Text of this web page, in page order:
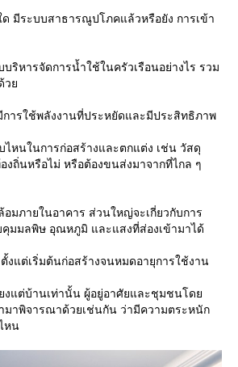
ะบบสาธารณูปโภคแล้วหรือยัง การเข้า
ารจัดการน้ำใช้ในครัวเรือนอย่างไร รวม
ด้ว
ใช้พลังงานที่ประหยัดและมีประสิทธิภาพ
ในการก่อสร้างและตกแต่ง เช่น วัสดุ
งถิ่นหรือไม่ หรือต้องขนส่งมาจากที่ไกล ๆ
ยในอาคาร ส่วนใหญ่จะเกี่ยวกับการ
คุมมลพิษ อุณหภูมิ และแสงที่ส่องเข้ามาได้
ต่เริ่มต้นก่อสร้างจนหมดอายุการใช้งาน
ต่บ้านเท่านั้น ผู้อยู่อาศัยและชุมชนโด
มาพิจารณาด้วยเช่นกัน ว่ามีความตระหนัก
หน